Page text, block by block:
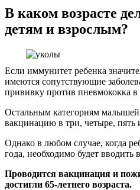
В каком возрасте
детям и взрослым?
Если иммунитет ребенка
имеются сопутствующие
прививку против пневмококка в
Остальным категориям малышей
вакцинацию в три, четыре, пять
Однако в любом случае, когда
года, необходимо будет вводить
Проводится вакцинация и
достигли 65-летнего возраста.